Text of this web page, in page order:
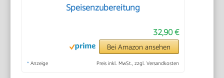
Speisenzubereitung
32,90 €
Bei Amazon ansehen
* Anzeige Preis inkl. MwSt., zzgl. Versandkosten